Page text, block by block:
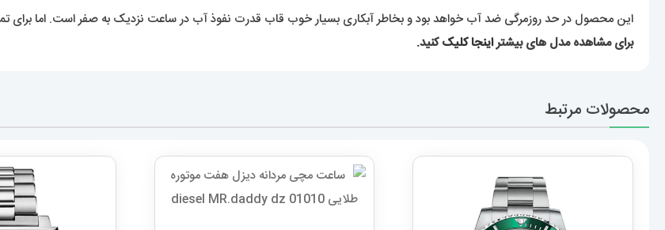
این محصول در حد روزمرگی ضد آب خواهد بود و بخاطر آبکاری بسیار خوب قاب قدرت نفوذ آب در ساعت نزدیک به صفر است. اما برای
برای مشاهده مدل های بیشتراینجا کلیککنید.
محصولات مرتبط